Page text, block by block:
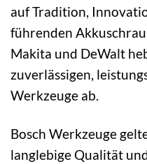
auf Tradition,
führenden
Makita und DeWalt
zuverlässigen,
Werkzeuge ab.
Bosch Werkzeuge
langlebige Qualität